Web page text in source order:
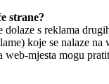
strane?
dolaze s reklama
koje se nalaze na
web-mjesta mogu